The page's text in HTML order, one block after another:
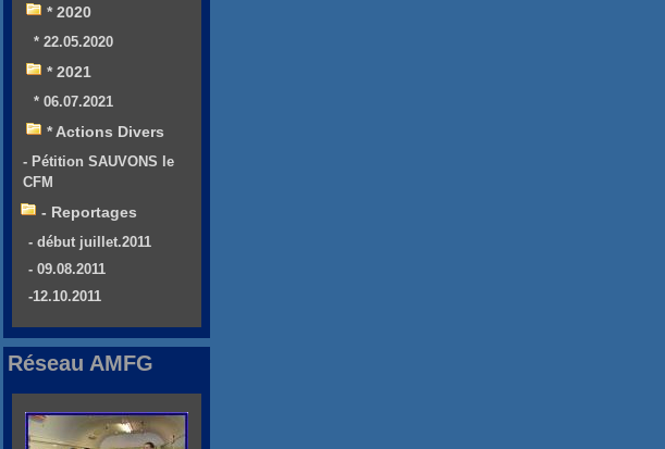
* 2020
* 22.05.2020
* 2021
* 06.07.2021
* Actions Divers
- Pétition SAUVONS le
CFM
- Reportages
- début juillet.2011
- 09.08.2011
-12.10.2011
Réseau AMFG